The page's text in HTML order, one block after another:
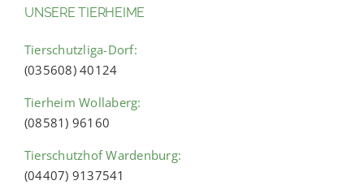
UNSERE TIERHEIME
Tierschutzliga-Dorf:
(035608) 40124
Tierheim Wollaberg:
(08581) 96160
Tierschutzhof Wardenburg:
(04407) 9137541